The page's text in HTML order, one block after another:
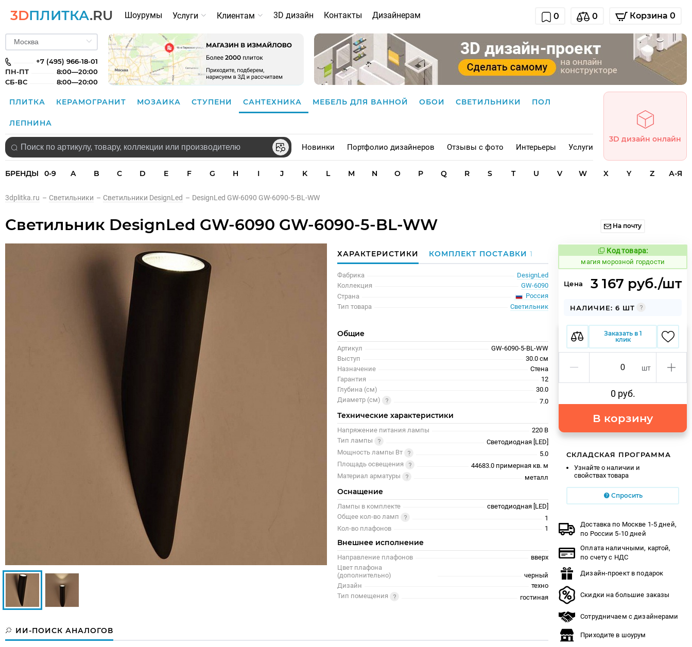
3DПЛИТКА.RU Шоурумы Услуги Клиентам 3D дизайн Контакты Дизайнерам 0 0 Корзина 0
+7 (495) 966-18-01
ПН-ПТ
8:00—20:00
СБ-ВС
8:00—20:00
ПЛИТКА КЕРАМОГРАНИТ МОЗАИКА СТУПЕНИ САНТЕХНИКА МЕБЕЛЬ ДЛЯ ВАННОЙ ОБОИ СВЕТИЛЬНИКИ ПОЛ
ЛЕПНИНА
Новинки Портфолио дизайнеров Отзывы с фото Интерьеры Услуги
3D дизайн онлайн
БРЕНДЫ 0-9 A B C D E F G H I J K L M N O P Q R S T U V W X Y Z А-Я
3dplitka.ru – Светильники – Светильники DesignLed – DesignLed GW-6090 GW-6090-5-BL-WW
Светильник DesignLed GW-6090 GW-6090-5-BL-WW На почту
ХАРАКТЕРИСТИКИ КОМПЛЕКТ ПОСТАВКИ1
Фабрика
DesignLed
Коллекция
GW-6090
Страна
Россия
Тип товара
Светильник
Общие
Артикул
GW-6090-5-BL-WW
Выступ
30.0 см
Назначение
Стена
Гарантия
12
Глубина (см)
30.0
Диаметр (см)
7.0
Технические характеристики
Напряжение питания лампы
220 В
Тип лампы
Светодиодная [LED]
Мощность лампы Вт
5.0
Площадь освещения
44683.0 примерная кв. м
Материал арматуры
металл
Оснащение
Лампы в комплекте
светодиодная [LED]
Общее кол-во ламп
1
Кол-во плафонов
1
Внешнее исполнение
Направление плафонов
вверх
Цвет плафона
(дополнительно)
черный
Дизайн
техно
Тип помещения
гостиная
ИИ-ПОИСК АНАЛОГОВ
Код товара:
913643 Код товара:
магия морозной гордости
Цена 3 167 руб./шт
НАЛИЧИЕ: 6 ШТ
Заказать в 1
клик
шт
0 руб.
В корзину
СКЛАДСКАЯ ПРОГРАММА
Узнайте о наличии и
свойствах товара
Спросить
Доставка по Москве 1-5 дней,
по России 5-10 дней
Оплата наличными, картой,
по счету с НДС
Дизайн-проект в подарок
Скидки на большие заказы
Сотрудничаем с дизайнерами
Приходите в шоурум